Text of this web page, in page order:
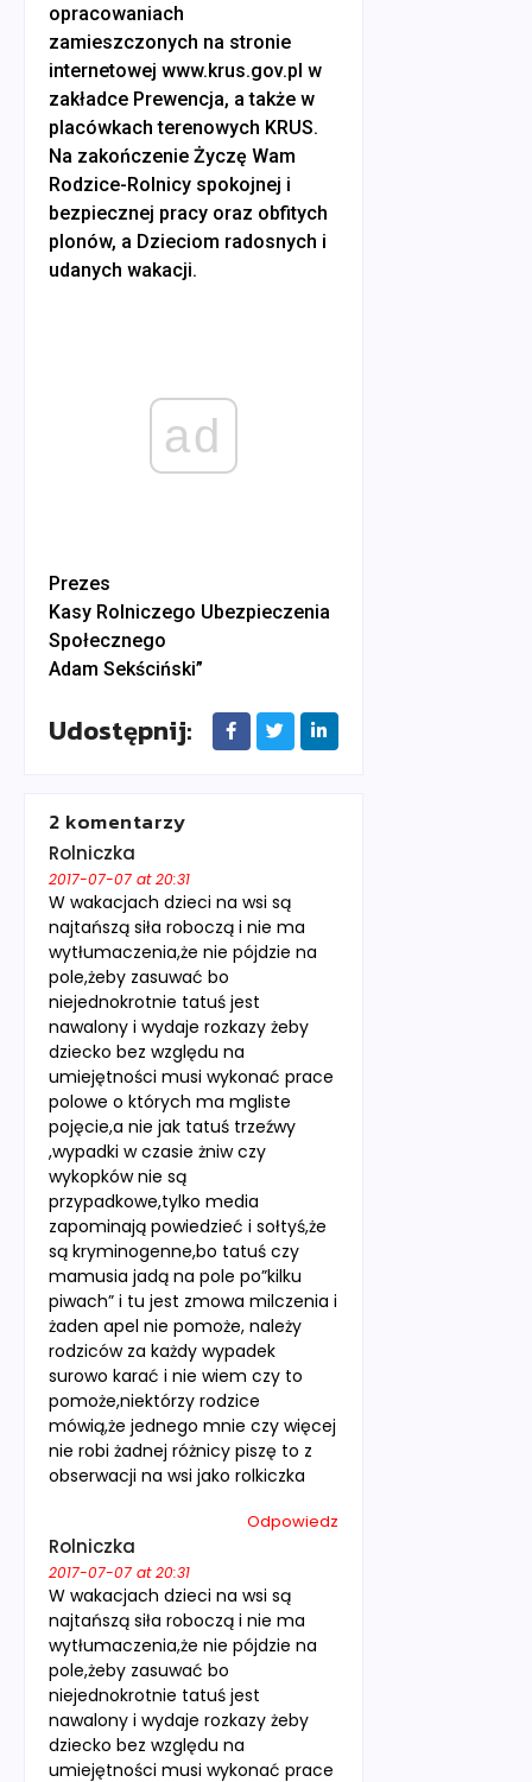
opracowaniach
zamieszczonych na stronie
internetowej www.krus.gov.pl w
zakładce Prewencja, a także w
placówkach terenowych KRUS.
Na zakończenie Życzę Wam
Rodzice-Rolnicy spokojnej i
bezpiecznej pracy oraz obfitych
plonów, a Dzieciom radosnych i
udanych wakacji.
ad
Prezes
Kasy Rolniczego Ubezpieczenia
Społecznego
Adam Sekściński”
Udostępnij:
2 komentarzy
Rolniczka
2017-07-07 at 20:31
W wakacjach dzieci na wsi są
najtańszą siła roboczą i nie ma
wytłumaczenia,że nie pójdzie na
pole,żeby zasuwać bo
niejednokrotnie tatuś jest
nawalony i wydaje rozkazy żeby
dziecko bez względu na
umiejętności musi wykonać prace
polowe o których ma mgliste
pojęcie,a nie jak tatuś trzeźwy
,wypadki w czasie żniw czy
wykopków nie są
przypadkowe,tylko media
zapominają powiedzieć i sołtyś,że
są kryminogenne,bo tatuś czy
mamusia jadą na pole po”kilku
piwach” i tu jest zmowa milczenia i
żaden apel nie pomoże, należy
rodziców za każdy wypadek
surowo karać i nie wiem czy to
pomoże,niektórzy rodzice
mówią,że jednego mnie czy więcej
nie robi żadnej różnicy piszę to z
obserwacji na wsi jako rolkiczka
Odpowiedz
Rolniczka
2017-07-07 at 20:31
W wakacjach dzieci na wsi są
najtańszą siła roboczą i nie ma
wytłumaczenia,że nie pójdzie na
pole,żeby zasuwać bo
niejednokrotnie tatuś jest
nawalony i wydaje rozkazy żeby
dziecko bez względu na
umiejętności musi wykonać prace